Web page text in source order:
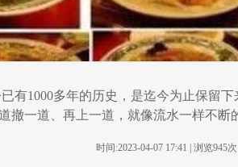
有1000多年的历史，是迄今为止保留
撤一道、再上一道，就像流水一样不断
时间:2023-04-07 17:41 | 浏览945次